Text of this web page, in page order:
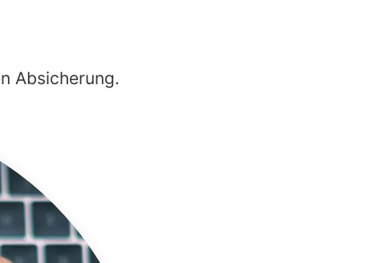
Absicherung.